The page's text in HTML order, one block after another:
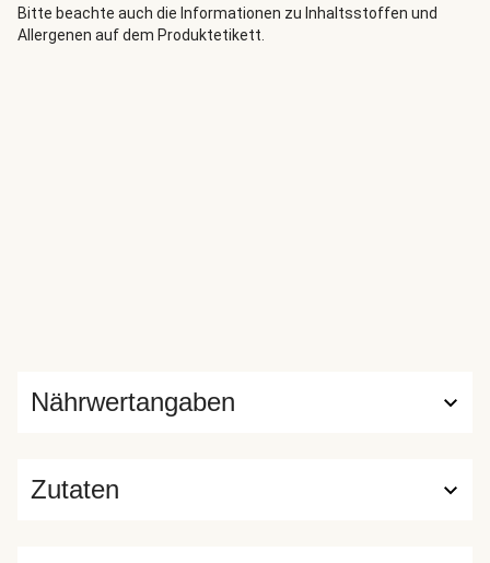
lecker! Guten Appetit!
Bitte beachte auch die Informationen zu Inhaltsstoffen und
Allergenen auf dem Produktetikett.
Zutaten
Nährwertangaben